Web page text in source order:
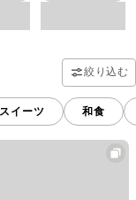
絞り込む
スイーツ 和食